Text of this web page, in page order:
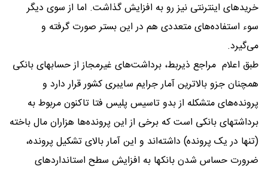
خریدهای اینترنتی نیز رو به افزایش گذاشت. اما از سوی دیگر
سوء استفاده‌های متعددی هم در این بستر صورت گرفته و
می‌گیرد.
طبق اعلام مراجع ذیربط، برداشت‌های غیرمجاز از حسابهای بانکی
همچنان جزو بالاترین آمار جرایم سایبری کشور قرار دارد و
پرونده‌های متشکله از بدو تاسیس پلیس فتا تاکنون مربوط به
برداشتهای بانکی است که برخی از این پرونده‌ها هزاران مال باخته
(تنها در یک پرونده) داشته‌اند و این آمار بالای تشکیل پرونده،
ضرورت حساس شدن بانکها به افزایش سطح استانداردهای